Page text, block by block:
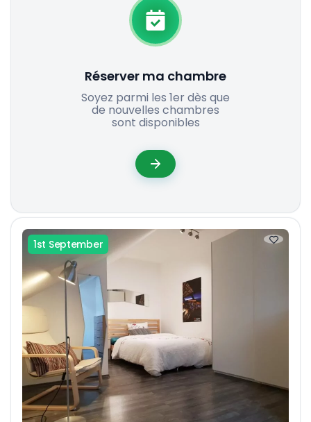
Réserver ma chambre
Soyez parmi les 1er dès que
de nouvelles chambres
sont disponibles
1st September